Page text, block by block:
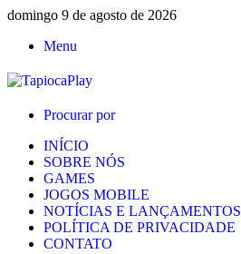
domingo 9 de agosto de 2026
Menu
Procurar por
INÍCIO
SOBRE NÓS
GAMES
JOGOS MOBILE
NOTÍCIAS E LANÇAMENTOS
POLÍTICA DE PRIVACIDADE
CONTATO